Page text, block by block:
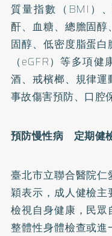
質量指數（BMI）
酐、血糖、總膽固
固醇、低密度脂蛋
（eGFR）等多項
酒、戒檳榔、規律運
事故傷害預防、口腔
預防慢性病 定期健
臺北市立聯合醫院
穎表示，成人健檢
檢視自身健康，民
整體性身體檢查或